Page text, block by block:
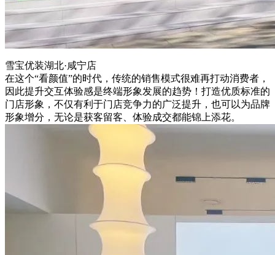
雪宝优装湖北·咸宁店
在这个“看颜值”的时代，传统的销售模式很难再打动消费者，
因此提升交互体验感是终端形象发展的趋势！打造优质标准的
门店形象，不仅有利于门店竞争力的广泛提升，也可以为品牌
形象增分，无论是获客留客、体验成交都能锦上添花。